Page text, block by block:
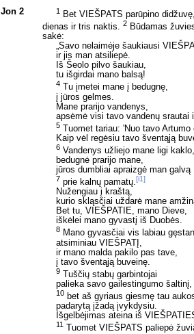
Jon 2 1
Bet VIEŠPATS parūpino
dienas ir tris naktis. 2 Būdamas
sakė:
„Savo nelaimėje šaukiausi
ir jis man atsiliepė.
Iš Šeolo pilvo šaukiau,
tu išgirdai mano balsą!
4 Tu įmetei mane į bedugnę,
į jūros gelmes.
Mane prarijo vandenys,
apsėmė visi tavo vandenų srautai
5 Tuomet tariau: 'Nuo tavo
Kaip vėl regėsiu tavo šventąją
6 Vandenys užliejo mane ligi kaklo,
bedugnė prarijo mane,
jūros dumbliai apraizgė man galvą
7 prie kalnų pamatų.[i1]
Nužengiau į kraštą,
kurio skląsčiai uždarė mane
Bet tu, VIEŠPATIE, mano Dieve,
iškėlei mano gyvastį iš Duobės.
8 Mano gyvasčiai vis labiau
atsiminiau VIEŠPATĮ,
ir mano malda pakilo pas tave,
į tavo šventąją buveinę.
9 Tuščių stabų garbintojai
palieka savo gailestingumo šaltinį,
10 bet aš gyriaus giesmę tau
padarytą įžadą įvykdysiu.
Išgelbėjimas ateina iš
11 Tuomet VIEŠPATS paliepė